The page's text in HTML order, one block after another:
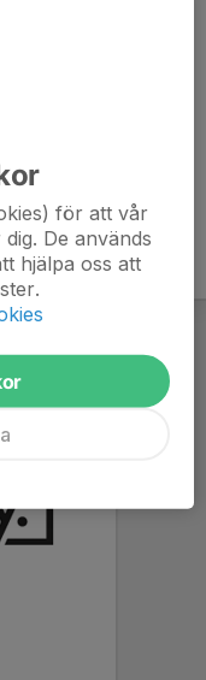
för att vår
De används
hjälpa oss att